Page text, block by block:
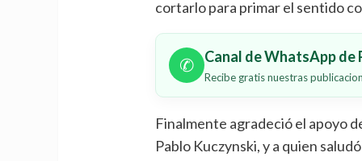
cortarlo para primar el sentido
✆ Canal de WhatsApp de
Recibe gratis nuestras
Finalmente agradeció el apoyo
Pablo Kuczynski, y a quien